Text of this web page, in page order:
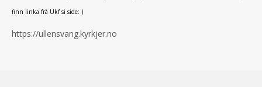
finn linka frå Ukf si side: )
https://ullensvang.kyrkjer.no